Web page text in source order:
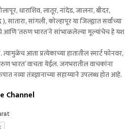
धाराशिव, लातूर, नांदेड, जालना, बीदर,
सांगली, कोल्हापूर या जिल्ह्यात सर्वांच्या
आणि ‘तरुण भारत’ने सांभाळलेल्या मूल्यांचेच हे यश
आता प्रत्येकाच्या हातातील स्मार्ट फोनवर,
भारत’ वाचता येईल. जगभरातील वाचकांना
नव्या तंत्रज्ञानाच्या सहाय्याने उपलब्ध होत आहे.
Channel